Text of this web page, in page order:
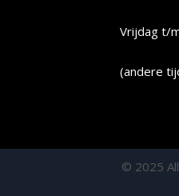
Vrijdag t/
(andere
© 2025